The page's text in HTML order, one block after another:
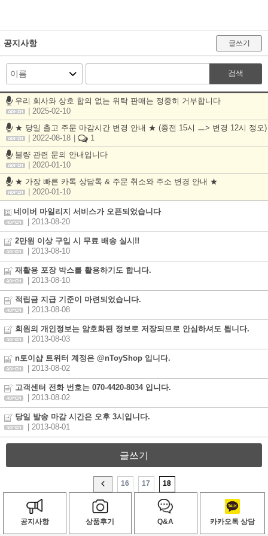
공지사항 글쓰기
검색
우리 회사와 상호 합의 없는 위탁 판매는 정중히 거부합니다
| 2025-02-10
★ 당일 출고 주문 마감시간 변경 안내 ★ (종전 15시 ㅡ> 변경 12시 정오)
| 2022-08-18
1
불량 관련 문의 안내입니다
| 2020-01-10
★ 가장 빠른 카톡 상담톡 & 주문 취소와 주소 변경 안내 ★
| 2020-01-10
네이버 마일리지 서비스가 오픈되었습니다
| 2013-08-20
2만원 이상 구입 시 무료 배송 실시!!
| 2013-08-10
재활용 포장 박스를 활용하기도 합니다.
| 2013-08-10
적립금 지급 기준이 마련되었습니다.
| 2013-08-08
회원의 개인정보는 암호화된 정보로 저장되므로 안심하셔도 됩니다.
| 2013-08-03
n토이샵 트위터 계정은 @nToyShop 입니다.
| 2013-08-02
고객센터 전화 번호는 070-4420-8034 입니다.
| 2013-08-02
당일 발송 마감 시간은 오후 3시입니다.
| 2013-08-01
글쓰기
16 17 18
공지사항 상품후기 Q&A 카카오톡 상담